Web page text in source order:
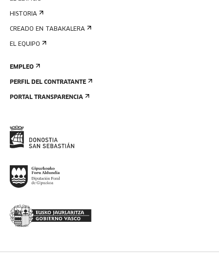
HISTORIA
CREADO EN TABAKALERA
EL EQUIPO
EMPLEO
PERFIL DEL CONTRATANTE
PORTAL TRANSPARENCIA